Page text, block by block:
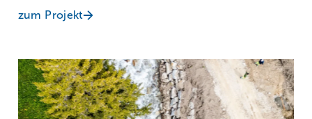
zum Projekt